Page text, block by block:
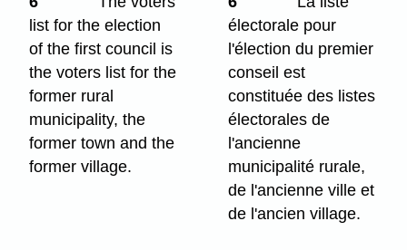
list for the election
of the first council is
the voters list for the
former rural
municipality, the
former town and the
former village.
électorale pour
l'élection du premier
conseil est
constituée des listes
électorales de
l'ancienne
municipalité rurale,
de l'ancienne ville et
de l'ancien village.